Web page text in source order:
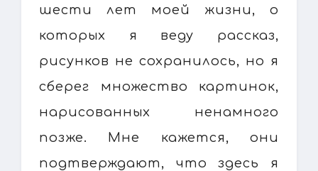
шести лет моей жизни, о
которых я веду рассказ,
рисунков не сохранилось, но я
сберег множество картинок,
нарисованных ненамного
позже. Мне кажется, они
подтверждают, что здесь я